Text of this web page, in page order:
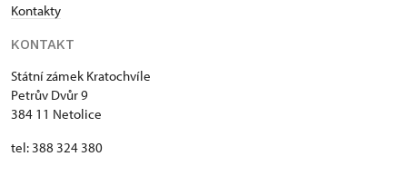
Kontakty
KONTAKT
Státní zámek Kratochvíle
Petrův Dvůr 9
384 11 Netolice
tel: 388 324 380